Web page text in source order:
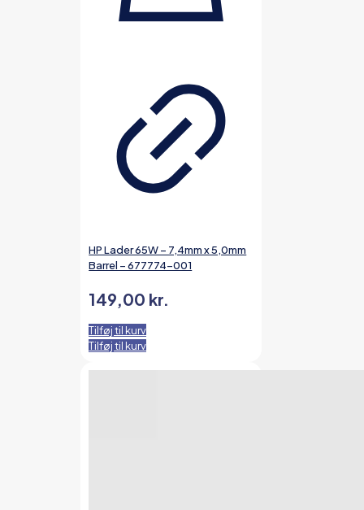
HP Lader 65W – 7,4mm x 5,0mm
Barrel – 677774-001
149,00 kr.
Tilføj til kurv
Tilføj til kurv